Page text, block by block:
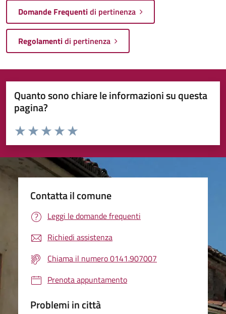
Domande Frequentidi pertinenza
Regolamentidi pertinenza
Quanto sono chiare le informazioni su questa
pagina?
Valuta da 1 a 5 stelle la pagina
Valuta 5 stelle su 5
Valuta 4 stelle su 5
Valuta 3 stelle su 5
Valuta 2 stelle su 5
Valuta 1 stelle su 5
Contatta il comune
Leggi le domande frequenti
Richiedi assistenza
Chiama il numero 0141.907007
Prenota appuntamento
Problemi in città